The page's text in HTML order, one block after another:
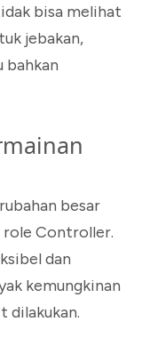
bisa melihat
jebakan,
bahkan
besar
role Controller.
dan
kemungkinan
dilakukan.